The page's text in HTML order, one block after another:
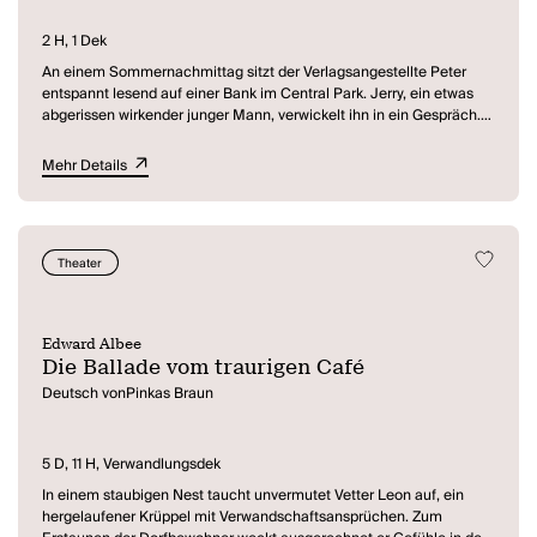
Edna kehren zurück nach Hause, sie haben eingesehen, dass der
"empfindliche Gleichgewicht" in der Familie wieder hergestellt.
2 H, 1 Dek
An einem Sommernachmittag sitzt der Verlagsangestellte Peter
entspannt lesend auf einer Bank im Central Park. Jerry, ein etwas
abgerissen wirkender junger Mann, verwickelt ihn in ein Gespräch.
Mensch und Tier vergeblich um eine Verständigung bemühen und
einander voller Angst belauern. Jerry ist ein Außenseiter, er lebt
völlig vereinsamt in einem Mietshaus. Plötzlich wird Jerry aggressiv.
Er holt ein Messer hervor und nötigt es dem verwirrten Peter auf.
Jerry verhöhnt Peters bürgerliches Leben und dessen Symbole.
Schließlich stürzt er sich in das von Peter krampfhaft festgehaltene
Mehr Details
Theater
Edward Albee
Die Ballade vom traurigen Café
Deutsch vonPinkas Braun
5 D, 11 H, Verwandlungsdek
In einem staubigen Nest taucht unvermutet Vetter Leon auf, ein
hergelaufener Krüppel mit Verwandschaftsansprüchen. Zum